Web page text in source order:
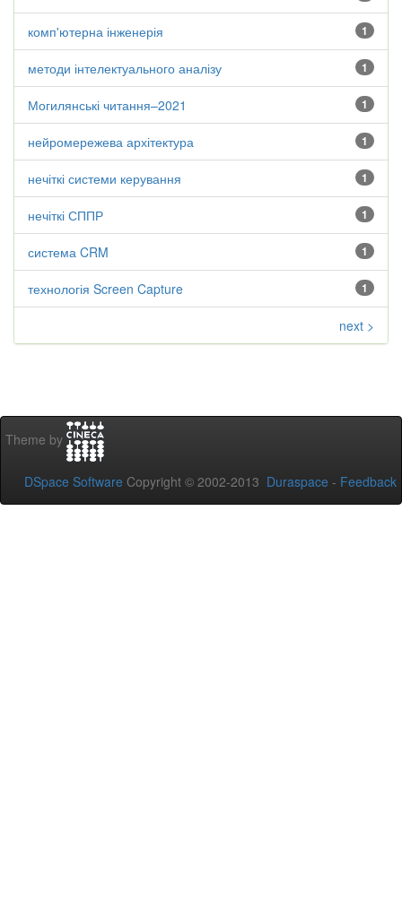
1
комп'ютерна інженерія
1
методи інтелектуального аналізу
1
Могилянські читання–2021
1
нейромережева архітектура
1
нечіткі системи керування
1
нечіткі СППР
1
система CRM
1
технологія Screen Capture
next >
Theme by
DSpace Software Copyright © 2002-2013 Duraspace - Feedback